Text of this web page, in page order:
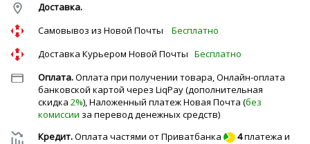
Доставка.
Cамовывоз из Новой Почты Бесплатно
Доставка Курьером Новой Почты Бесплатно
Оплата.Оплата при получении товара, Онлайн-оплата
банковской картой через LiqPay (дополнительная
скидка 2%), Наложенный платеж Новая Почта (без
комиссии за перевод денежных средств)
Кредит.Оплата частями от Приватбанка 4платежа и